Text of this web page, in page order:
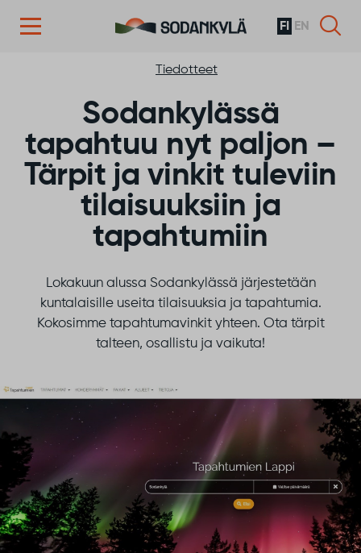
FI EN
Tiedotteet
Sodankylässä
tapahtuu nyt paljon –
Tärpit ja vinkit tuleviin
tilaisuuksiin ja
tapahtumiin
Lokakuun alussa Sodankylässä järjestetään
kuntalaisille useita tilaisuuksia ja tapahtumia.
Kokosimme tapahtumavinkit yhteen. Ota tärpit
talteen, osallistu ja vaikuta!